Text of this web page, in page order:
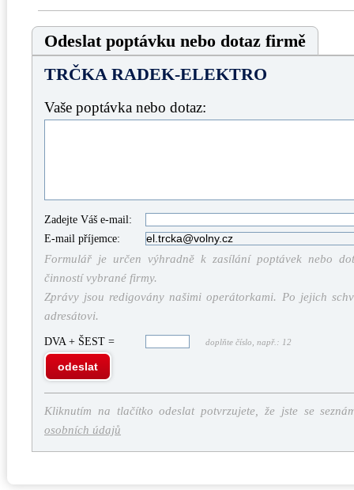
Odeslat poptávku nebo dotaz firmě
TRČKA RADEK-ELEKTRO
Vaše poptávka nebo dotaz:
Zadejte Váš e-mail:
E-mail příjemce:
Formulář je určen výhradně k zasílání poptávek nebo
činností vybrané firmy.
Zprávy jsou redigovány našimi operátorkami. Po jejich
adresátovi.
DVA + ŠEST = doplňte číslo, např.: 12
odeslat
Kliknutím na tlačítko odeslat potvrzujete, že jste se
osobních údajů